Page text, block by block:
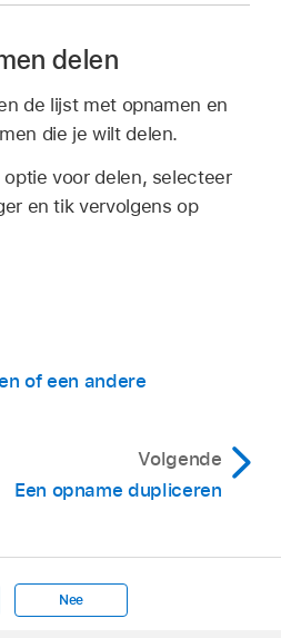
delen
de lijst met opnamen en
die je wilt delen.
optie voor delen, selecteer
en tik vervolgens op
of een andere
Volgende
Een opname dupliceren
Nee